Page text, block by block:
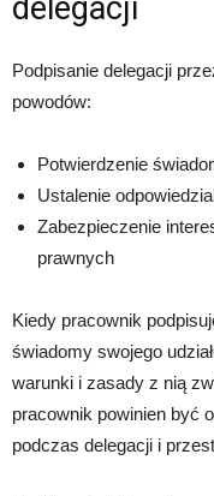
delegacji
Podpisanie delegacji
powodów:
Potwierdzenie
Ustalenie
Zabezpieczenie
prawnych
Kiedy pracownik
świadomy swojego
warunki i zasady z nią
pracownik powinien być
podczas delegacji i